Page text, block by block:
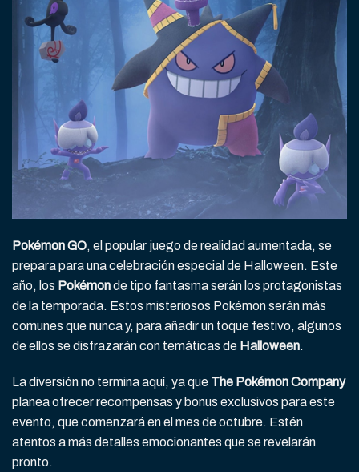
Pokémon GO, el popular juego de realidad aumentada, se
prepara para una celebración especial de Halloween. Este
año, los Pokémonde tipo fantasma serán los protagonistas
de la temporada. Estos misteriosos Pokémon serán más
comunes que nunca y, para añadir un toque festivo, algunos
de ellos se disfrazarán con temáticas de Halloween.
La diversión no termina aquí, ya que The Pokémon Company
planea ofrecer recompensas y bonus exclusivos para este
evento, que comenzará en el mes de octubre. Estén
atentos a más detalles emocionantes que se revelarán
pronto.